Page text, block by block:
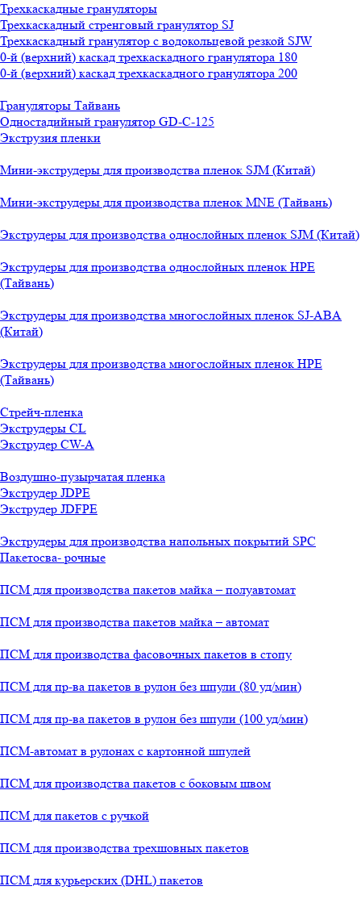
Трехкаскадные грануляторы
Трехкаскадный стренговый гранулятор SJ
Трехкаскадный гранулятор с водокольцевой резкой SJW
0-й (верхний) каскад трехкаскадного гранулятора 180
0-й (верхний) каскад трехкаскадного гранулятора 200
Грануляторы Тайвань
Одностадийный гранулятор GD-C-125
Экструзия пленки
Мини-экструдеры для производства пленок SJM (Китай)
Мини-экструдеры для производства пленок MNE (Тайвань)
Экструдеры для производства однослойных пленок SJM (Китай)
Экструдеры для производства однослойных пленок HPE
(Тайвань)
Экструдеры для производства многослойных пленок SJ-ABA
(Китай)
Экструдеры для производства многослойных пленок HPE
(Тайвань)
Стрейч-пленка
Экструдеры CL
Экструдер CW-A
Воздушно-пузырчатая пленка
Экструдер JDPE
Экструдер JDFPE
Экструдеры для производства напольных покрытий SPC
Пакетосва- рочные
ПСМ для производства пакетов майка – полуавтомат
ПСМ для производства пакетов майка – автомат
ПСМ для производства фасовочных пакетов в стопу
ПСМ для пр-ва пакетов в рулон без шпули (80 уд/мин)
ПСМ для пр-ва пакетов в рулон без шпули (100 уд/мин)
ПСМ-автомат в рулонах с картонной шпулей
ПСМ для производства пакетов с боковым швом
ПСМ для пакетов с ручкой
ПСМ для производства трехшовных пакетов
ПСМ для курьерских (DHL) пакетов